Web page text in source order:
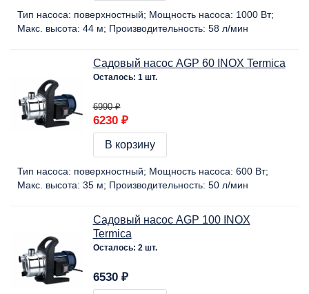
Тип насоса: поверхностный Мощность насоса: 1000 Вт
Макс. высота: 44 м Производительность: 58 л/мин
Садовый насос AGP 60 INOX Termica
Осталось: 1 шт.
6990 ₽
6230 ₽
В корзину
Тип насоса: поверхностный Мощность насоса: 600 Вт
Макс. высота: 35 м Производительность: 50 л/мин
Садовый насос AGP 100 INOX
Termica
Осталось: 2 шт.
6530 ₽